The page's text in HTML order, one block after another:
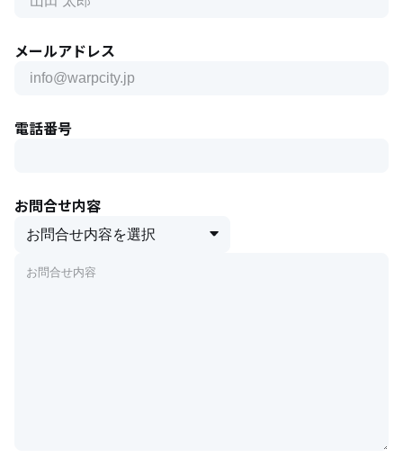
メールアドレス
電話番号
お問合せ内容